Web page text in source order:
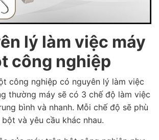
lý làm việc máy
công nghiệp
công nghiệp có nguyên lý làm việc
thường máy sẽ có 3 chế độ làm việc
bình và nhanh. Mỗi chế độ sẽ phù
và yêu cầu khác nhau.